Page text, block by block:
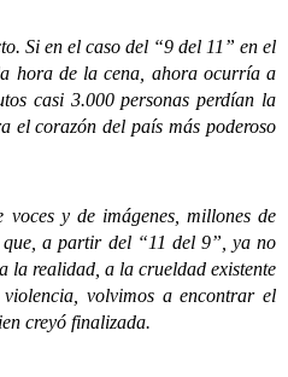
en el caso del “9 del 11” en el
hora de la cena, ahora ocurría a
casi 3.000 personas perdían la
el corazón del país más poderoso
y de imágenes, millones de
a partir del “11 del 9”, ya no
la realidad, a la crueldad existente
volvimos a encontrar el
creyó finalizada.